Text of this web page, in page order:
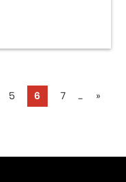
5 6 7 ... »